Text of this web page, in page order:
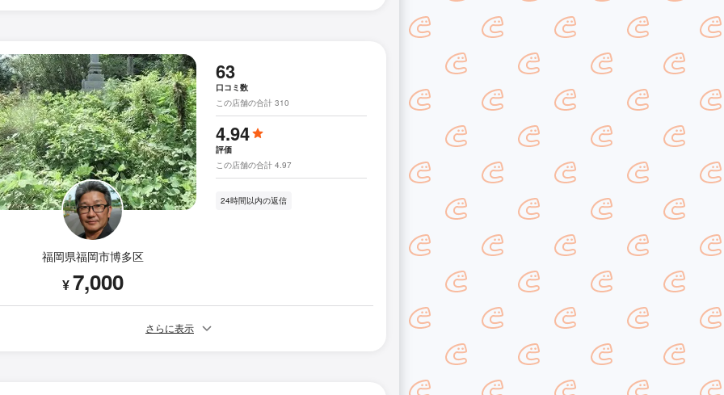
福岡県福岡市博多区
¥7,000
63
口コミ数
この店舗の合計 310
4.94
評価
この店舗の合計 4.97
24時間以内の返信
さらに表示